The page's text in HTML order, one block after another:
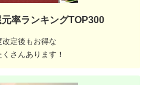
率ランキングTOP300
定後もお得な
さんあります！